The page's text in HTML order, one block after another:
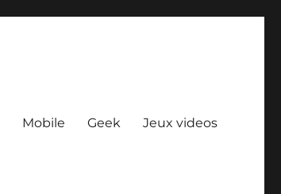
Mobile Geek Jeux videos